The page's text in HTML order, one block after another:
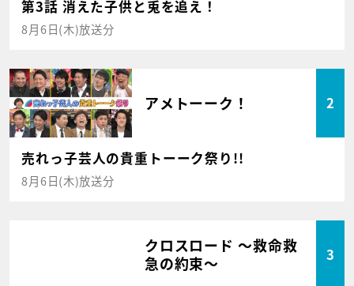
第3話 消えた子供と兎を追え！
8月6日(木)放送分
アメトーーク！ 2
売れっ子芸人の貴重トーーク祭り!!
8月6日(木)放送分
クロスロード ～救命救
急の約束～
3